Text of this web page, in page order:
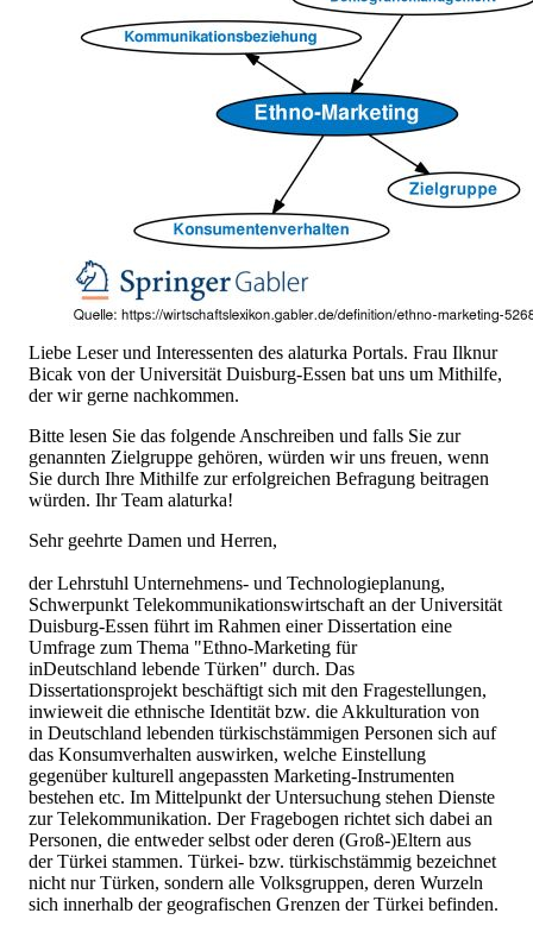
Liebe Leser und Interessenten des alaturka Portals. Frau Ilknur
Bicak von der Universität Duisburg-Essen bat uns um Mithilfe,
der wir gerne nachkommen.
Bitte lesen Sie das folgende Anschreiben und falls Sie zur
genannten Zielgruppe gehören, würden wir uns freuen, wenn
Sie durch Ihre Mithilfe zur erfolgreichen Befragung beitragen
würden. Ihr Team alaturka!
Sehr geehrte Damen und Herren,
der Lehrstuhl Unternehmens- und Technologieplanung,
Schwerpunkt Telekommunikationswirtschaft an der Universität
Duisburg-Essen führt im Rahmen einer Dissertation eine
Umfrage zum Thema "Ethno-Marketing für
inDeutschland lebende Türken" durch. Das
Dissertationsprojekt beschäftigt sich mit den Fragestellungen,
inwieweit die ethnische Identität bzw. die Akkulturation von
in Deutschland lebenden türkischstämmigen Personen sich auf
das Konsumverhalten auswirken, welche Einstellung
gegenüber kulturell angepassten Marketing-Instrumenten
bestehen etc. Im Mittelpunkt der Untersuchung stehen Dienste
zur Telekommunikation. Der Fragebogen richtet sich dabei an
Personen, die entweder selbst oder deren (Groß-)Eltern aus
der Türkei stammen. Türkei- bzw. türkischstämmig bezeichnet
nicht nur Türken, sondern alle Volksgruppen, deren Wurzeln
sich innerhalb der geografischen Grenzen der Türkei befinden.